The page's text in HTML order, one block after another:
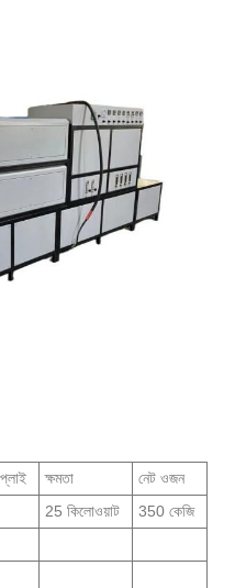
ক্ষমতা
নেট ওজন
25 কিলোওয়াট
350 কেজি